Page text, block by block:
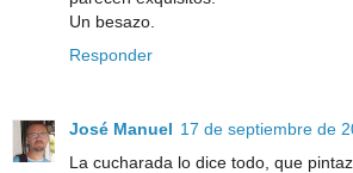
Un besazo.
Responder
José Manuel 17 de septiembre de
La cucharada lo dice todo, que